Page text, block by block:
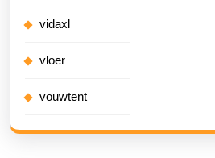
vidaxl
vloer
vouwtent